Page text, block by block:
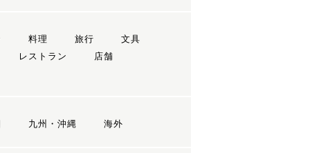
料理 旅行
文具
レストラン
店舗
九州・沖縄 海外